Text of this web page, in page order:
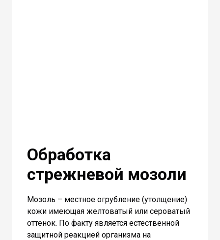
Обработка
стрежневой мозоли
Мозоль – местное огрубление (утолщение)
кожи имеющая желтоватый или сероватый
оттенок. По факту является естественной
защитной реакцией организма на